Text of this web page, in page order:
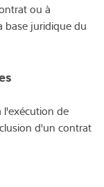
ou à
base juridique du
l'exécution de
d'un contrat